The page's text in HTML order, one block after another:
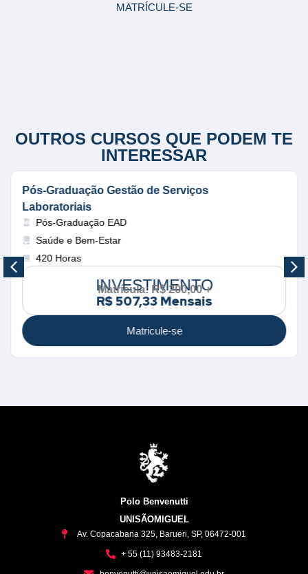
MATRÍCULE-SE
OUTROS CURSOS QUE PODEM TE
INTERESSAR
Pós-Graduação Gestão de Serviços
Laboratoriais
Pós-Graduação EAD
Saúde e Bem-Estar
420 Horas
Matricule-se
INVESTIMENTO
Matrícula: R$ 200,00 +
R$ 507,33 Mensais
Polo Benvenutti
UNISÃOMIGUEL
Av. Copacabana 325, Barueri, SP, 06472-001
+ 55 (11) 93483-2181